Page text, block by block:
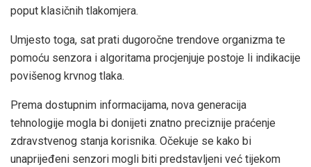
poput klasičnih tlakomjera.
Umjesto toga, sat prati dugoročne trendove organizma te
pomoću senzora i algoritama procjenjuje postoje li indikacije
povišenog krvnog tlaka.
Prema dostupnim informacijama, nova generacija
tehnologije mogla bi donijeti znatno preciznije praćenje
zdravstvenog stanja korisnika. Očekuje se kako bi
unaprijeđeni senzori mogli biti predstavljeni već tijekom